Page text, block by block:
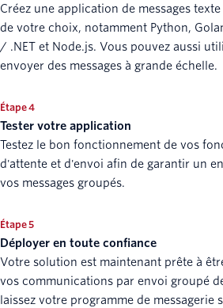
Créez une application de messages
de votre choix, notamment Python,
/ .NET et Node.js. Vous pouvez aussi
envoyer des messages à grande échelle.
Étape 4
Tester votre application
Testez le bon fonctionnement de vos
d'attente et d'envoi afin de garantir un
vos messages groupés.
Étape 5
Déployer en toute confiance
Votre solution est maintenant prête à
vos communications par envoi groupé
laissez votre programme de messagerie